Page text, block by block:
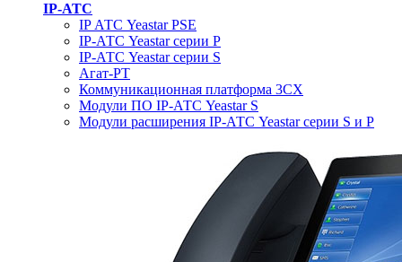
IP-АТС
IP АТС Yeastar PSE
IP-АТС Yeastar серии P
IP-АТС Yeastar серии S
Агат-РТ
Коммуникационная платформа 3CX
Модули ПО IP-АТС Yeastar S
Модули расширения IP-АТС Yeastar серии S и P